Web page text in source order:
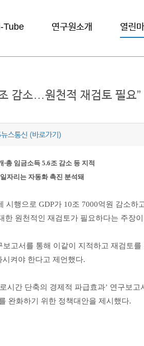
Tube 연구원소개 열린
감소…원천적 재검토 필요”
스통신 (바로가기)
총 임금소득 5.6조 감소 등 지적
자리는 자동화 촉진 분석돼
시행으로 GDP가 10조 7000억원 감소하
한 원천적인 재검토가 필요하다는 주장
고서를 통해 이같이 지적하고 재검토
켜야 한다고 제언했다.
시간 단축의 경제적 파급효과’ 연구보
완화하기 위한 정책대안을 제시했다.